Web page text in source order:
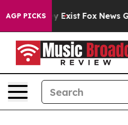
AGP PICKS
They Exist Fox News